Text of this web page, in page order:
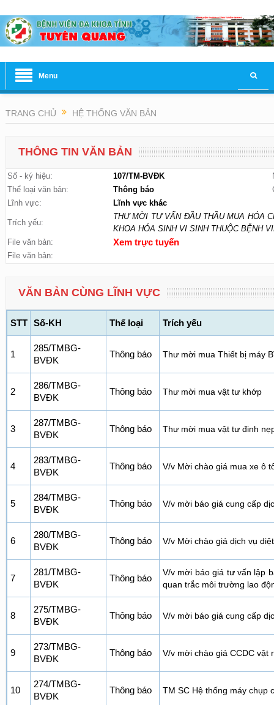
Menu
TRANG CHỦ HỆ THỐNG VĂN BẢN
THÔNG TIN VĂN BẢN
Số - ký hiệu: 107/TM-BVĐK
Thể loại văn bản:
Thông báo
Lĩnh vực:
Lĩnh vực khác
Trích yếu:
THƯ MỜI TƯ VẤN ĐẦU THẦU MUA HÓA
KHOA HÓA SINH VI SINH THUỘC BỆNH
File văn bản:
Xem trực tuyến
File văn bản:
VĂN BẢN CÙNG LĨNH VỰC
STT Số-KH Thể loại Trích yếu
1
285/TMBG-
BVĐK
Thông báo Thư mời mua Thiết bị máy
2
286/TMBG-
BVĐK
Thông báo Thư mời mua vật tư khớp
3
287/TMBG-
BVĐK
Thông báo Thư mời mua vật tư đinh
4
283/TMBG-
BVĐK
Thông báo V/v Mời chào giá mua xe ô
5
284/TMBG-
BVĐK
Thông báo V/v mời báo giá cung cấp
6
280/TMBG-
BVĐK
Thông báo V/v Mời chào giá dịch vụ
7
281/TMBG-
BVĐK
Thông báo
V/v mời báo giá tư vấn lập
quan trắc môi trường lao
8
275/TMBG-
BVĐK
Thông báo V/v mời báo giá cung cấp
9
273/TMBG-
BVĐK
Thông báo V/v mời chào giá CCDC vật
10
274/TMBG-
BVĐK
Thông báo TM SC Hệ thống máy chụp